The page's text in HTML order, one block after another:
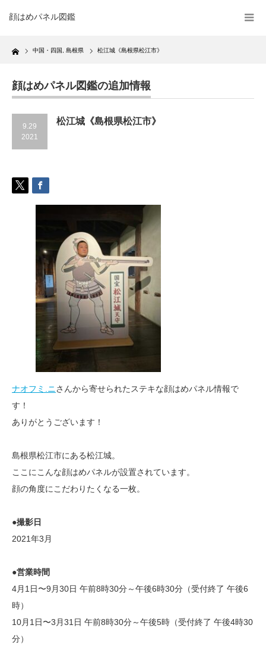
顔はめパネル図鑑
Home 中国・四国 島根県 松江城《島根県松江市》
顔はめパネル図鑑の追加情報
9.29
2021
松江城《島根県松江市》
ナオフミ.ニさんから寄せられたステキな顔はめパネル情報で
す！
ありがとうございます！
島根県松江市にある松江城。
ここにこんな顔はめパネルが設置されています。
顔の角度にこだわりたくなる一枚。
●撮影日
2021年3月
●営業時間
4月1日〜9月30日 午前8時30分～午後6時30分（受付終了 午後6
時）
10月1日〜3月31日 午前8時30分～午後5時（受付終了 午後4時30
分）